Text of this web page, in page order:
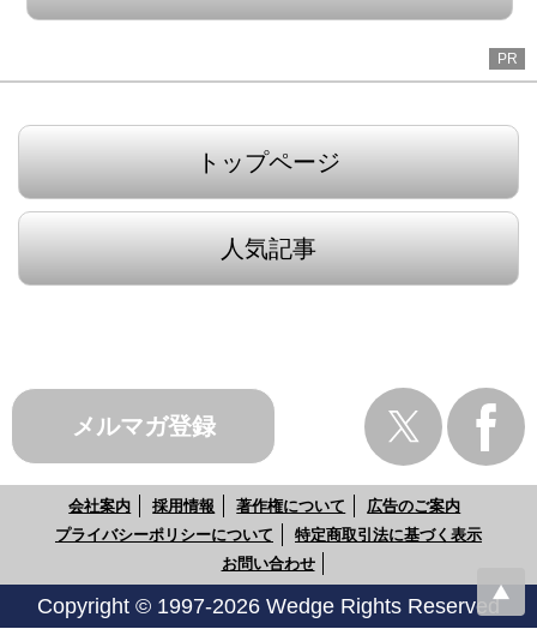
PR
トップページ
人気記事
メルマガ登録
会社案内 採用情報 著作権について
広告のご案内
プライバシーポリシーについて
特定商取引法に基づく表示
お問い合わせ
Copyright © 1997-2026 Wedge Rights Reserved